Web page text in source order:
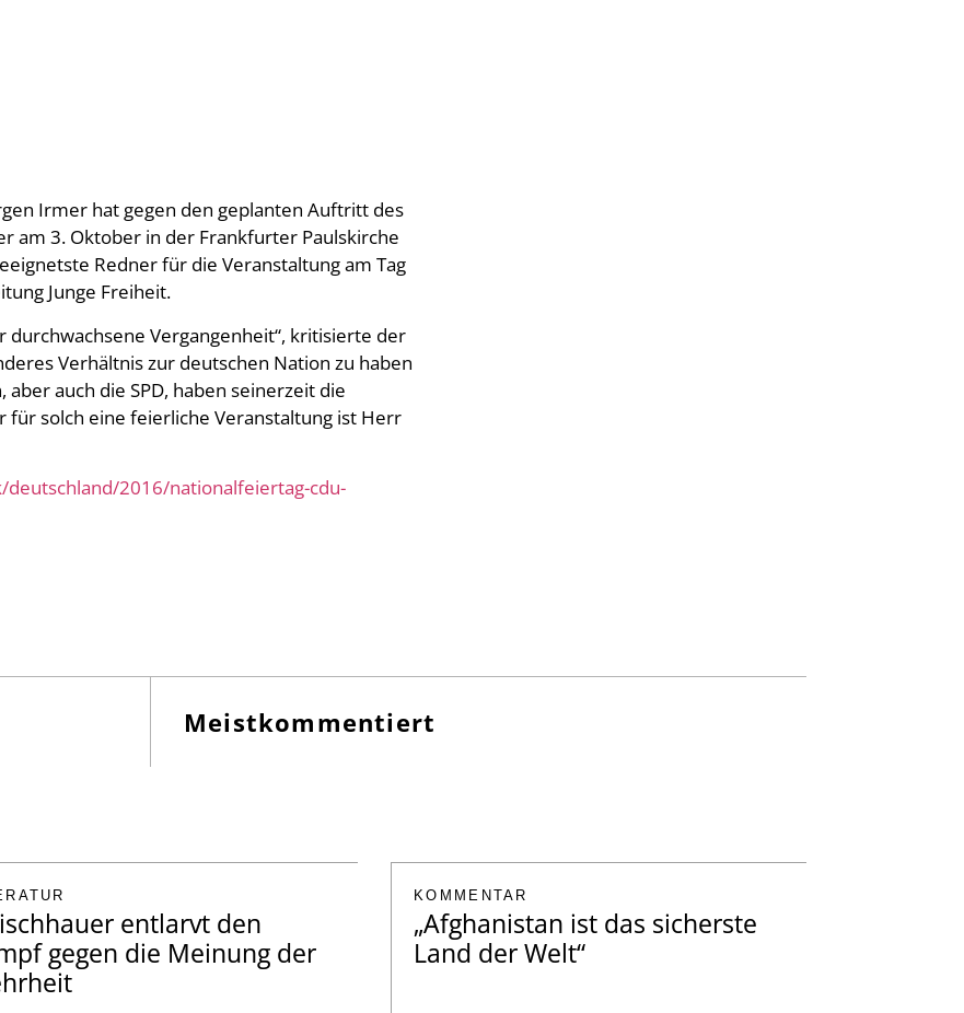
Irmer hat gegen den geplanten Auftritt des
am 3. Oktober in der Frankfurter Paulskirche
Redner für die Veranstaltung am Tag
Junge Freiheit.
Vergangenheit“, kritisierte der
Verhältnis zur deutschen Nation zu haben
auch die SPD, haben seinerzeit die
für solch eine feierliche Veranstaltung ist Herr
2016/nationalfeiertag-cdu-
Meistkommentiert
entlarvt den
gegen die Meinung der
KOMMENTAR
„Afghanistan ist das sicherste
Land der Welt“